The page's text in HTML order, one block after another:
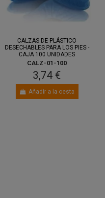
CALZAS DE PLÁSTICO
DESECHABLES PARA LOS PIES -
CAJA 100 UNIDADES
CALZ-01-100
3,74 €
Añadir a la cesta